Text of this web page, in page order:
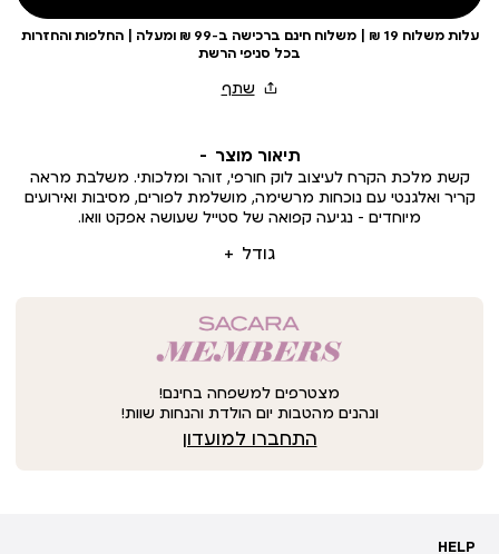
עלות משלוח 19 ₪ | משלוח חינם ברכישה ב-99 ₪ ומעלה | החלפות והחזרות
בכל סניפי הרשת
תיאור מוצר
גודל
קשת מלכת הקרח לעיצוב לוק חורפי, זוהר ומלכותי. משלבת מראה
קריר ואלגנטי עם נוכחות מרשימה, מושלמת לפורים, מסיבות ואירועים
מיוחדים – נגיעה קפואה של סטייל שעושה אפקט וואו.
מצטרפים למשפחה בחינם!
ונהנים מהטבות יום הולדת והנחות שוות!
התחברו למועדון
HELP
HELP